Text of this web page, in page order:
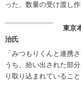
った、数量の受け渡し
東京
治氏
「みつもりくんと連携
うち、拾い出された部
り取り込まれているこ